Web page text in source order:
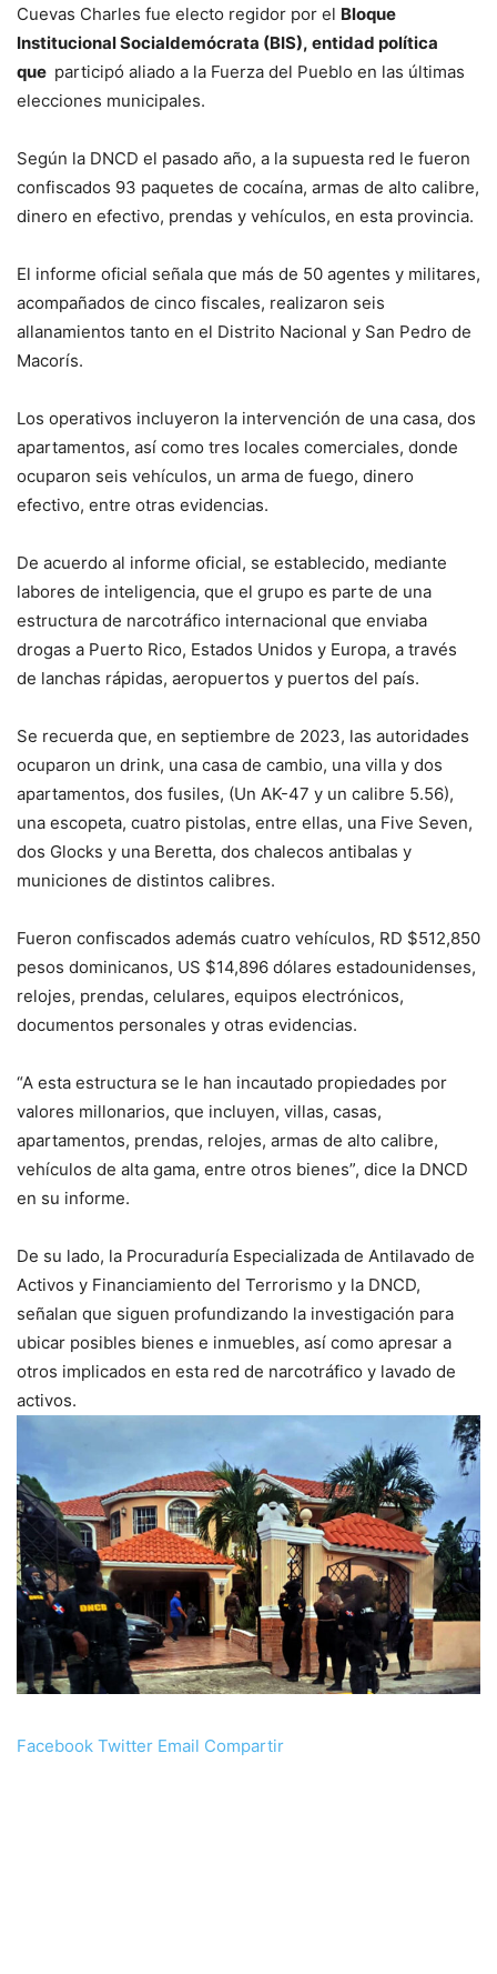
Cuevas Charles fue electo regidor por el Bloque
Institucional Socialdemócrata (BIS), entidad política
que participó aliado a la Fuerza del Pueblo en las últimas
elecciones municipales.
Según la DNCD el pasado año, a la supuesta red le fueron
confiscados 93 paquetes de cocaína, armas de alto calibre,
dinero en efectivo, prendas y vehículos, en esta provincia.
El informe oficial señala que más de 50 agentes y militares,
acompañados de cinco fiscales, realizaron seis
allanamientos tanto en el Distrito Nacional y San Pedro de
Macorís.
Los operativos incluyeron la intervención de una casa, dos
apartamentos, así como tres locales comerciales, donde
ocuparon seis vehículos, un arma de fuego, dinero
efectivo, entre otras evidencias.
De acuerdo al informe oficial, se establecido, mediante
labores de inteligencia, que el grupo es parte de una
estructura de narcotráfico internacional que enviaba
drogas a Puerto Rico, Estados Unidos y Europa, a través
de lanchas rápidas, aeropuertos y puertos del país.
Se recuerda que, en septiembre de 2023, las autoridades
ocuparon un drink, una casa de cambio, una villa y dos
apartamentos, dos fusiles, (Un AK-47 y un calibre 5.56),
una escopeta, cuatro pistolas, entre ellas, una Five Seven,
dos Glocks y una Beretta, dos chalecos antibalas y
municiones de distintos calibres.
Fueron confiscados además cuatro vehículos, RD $512,850
pesos dominicanos, US $14,896 dólares estadounidenses,
relojes, prendas, celulares, equipos electrónicos,
documentos personales y otras evidencias.
“A esta estructura se le han incautado propiedades por
valores millonarios, que incluyen, villas, casas,
apartamentos, prendas, relojes, armas de alto calibre,
vehículos de alta gama, entre otros bienes”, dice la DNCD
en su informe.
De su lado, la Procuraduría Especializada de Antilavado de
Activos y Financiamiento del Terrorismo y la DNCD,
señalan que siguen profundizando la investigación para
ubicar posibles bienes e inmuebles, así como apresar a
otros implicados en esta red de narcotráfico y lavado de
activos.
Facebook Twitter Email Compartir